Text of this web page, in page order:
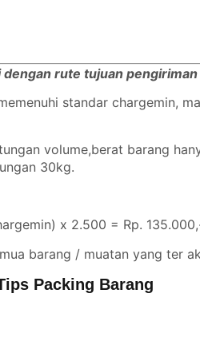
rute tujuan pengiriman
standar chargemin,
volume,berat barang
30kg.
x 2.500 = Rp.
barang / muatan yang ter
Packing Barang